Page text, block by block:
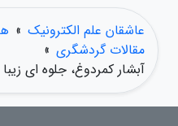
عاشقان علم الکترونیک »
مقالات گردشگری »
آبشار کمردوغ، جلوه ای